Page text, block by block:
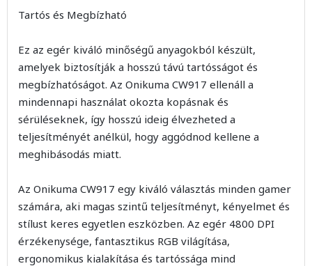
Tartós és Megbízható
Ez az egér kiváló minőségű anyagokból készült,
amelyek biztosítják a hosszú távú tartósságot és
megbízhatóságot. Az Onikuma CW917 ellenáll a
mindennapi használat okozta kopásnak és
sérüléseknek, így hosszú ideig élvezheted a
teljesítményét anélkül, hogy aggódnod kellene a
meghibásodás miatt.
Az Onikuma CW917 egy kiváló választás minden gamer
számára, aki magas szintű teljesítményt, kényelmet és
stílust keres egyetlen eszközben. Az egér 4800 DPI
érzékenysége, fantasztikus RGB világítása,
ergonomikus kialakítása és tartóssága mind